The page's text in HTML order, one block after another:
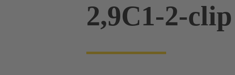
2,9C1-2-clip